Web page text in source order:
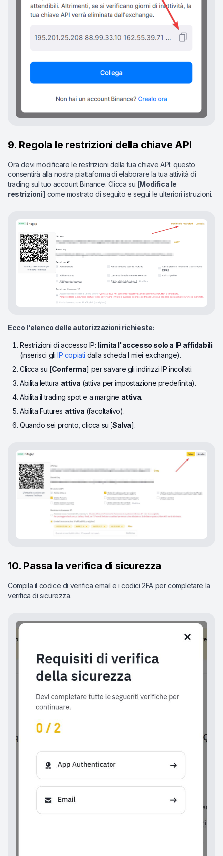
9. Regola le restrizioni della chiave API
Ora devi modificare le restrizioni della tua chiave API: questo
consentirà alla nostra piattaforma di elaborare la tua attività di
trading sul tuo account Binance. Clicca su [Modifica le
restrizioni] come mostrato di seguito e segui le ulteriori istruzioni.
Ecco l'elenco delle autorizzazioni richieste:
Restrizioni di accesso IP: limita l'accesso solo a IP affidabili
(inserisci gli IP copiati dalla scheda I miei exchange).
Clicca su [Conferma] per salvare gli indirizzi IP incollati.
Abilita lettura attiva (attiva per impostazione predefinita).
Abilita il trading spot e a margine attiva.
Abilita Futures attiva (facoltativo).
Quando sei pronto, clicca su [Salva].
10. Passa la verifica di sicurezza
Compila il codice di verifica email e i codici 2FA per completare la
verifica di sicurezza.